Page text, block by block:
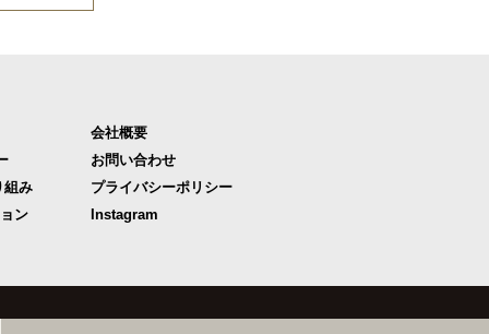
組み
ン
会社概要
お問い合わせ
プライバシーポリシー
Instagram